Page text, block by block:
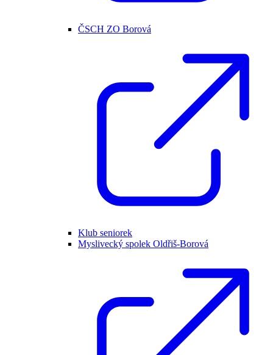
ČSCH ZO Borová
Klub seniorek
Myslivecký spolek Oldřiš-Borová